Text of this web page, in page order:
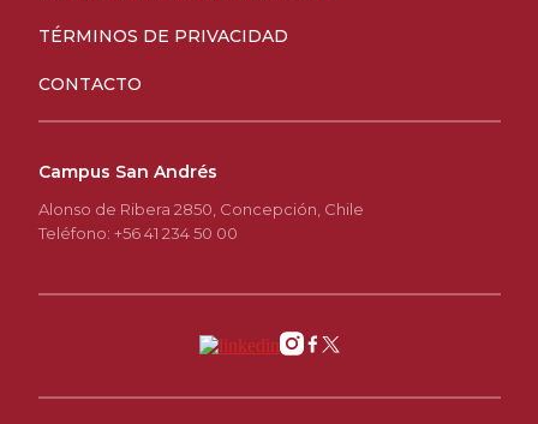
TÉRMINOS DE PRIVACIDAD
CONTACTO
Campus San Andrés
Alonso de Ribera 2850, Concepción, Chile
Teléfono: +56 41 234 50 00